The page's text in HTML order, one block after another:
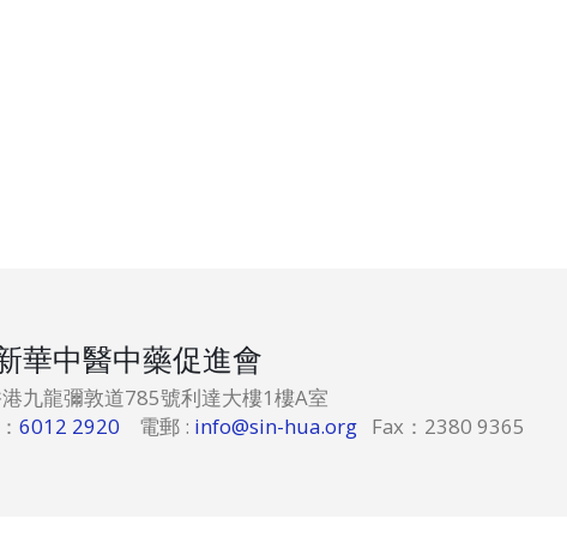
華中醫中藥促進會
九龍彌敦道785號利達大樓1樓A室
6012 2920 電郵 : info@sin-hua.org Fax：2380 9365